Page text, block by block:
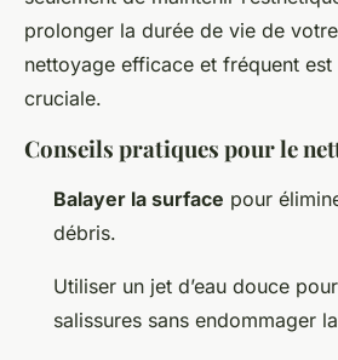
prolonger la durée de vie de
nettoyage efficace et fréquent
cruciale.
Conseils pratiques pour le
Balayer la surface pour
débris.
Utiliser un jet d’eau douce
salissures sans endommager